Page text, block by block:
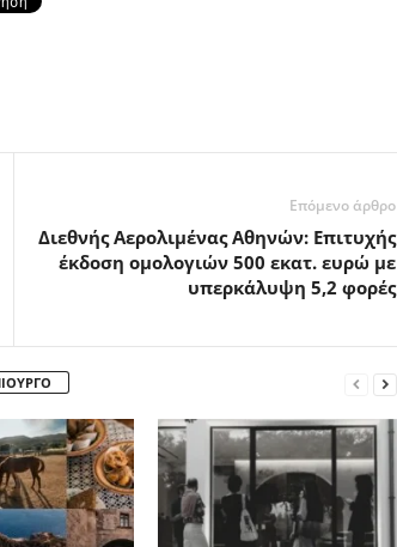
Επόμενο άρθρο
Διεθνής Αερολιμένας Αθηνών: Επιτυχής
έκδοση ομολογιών 500 εκατ. ευρώ με
υπερκάλυψη 5,2 φορές